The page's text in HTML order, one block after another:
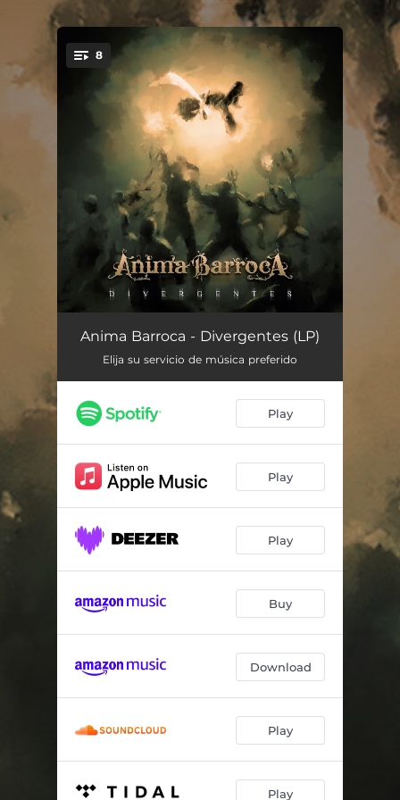
You're all set!
8
Saga 04:00
La Doctrina Egoísta 03:52
Múltiple 05:00
El Nombre del Viento 04:54
La Túnica Negra 04:38
La Huida
Anima Barroca - Divergentes (LP)
Elija su servicio de música preferido
Play
Play
Play
Buy
Download
Play
Play